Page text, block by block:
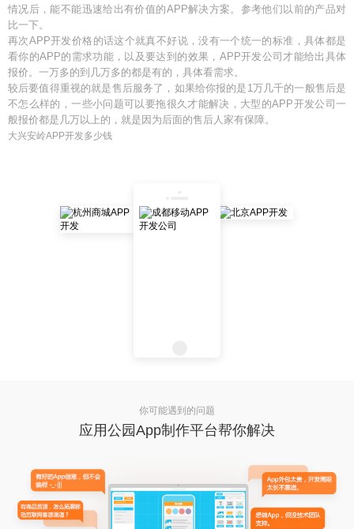
情况后，能不能迅速给出有价值的APP解决方案。参考他们以前的产品对
比一下。
再次APP开发价格的话这个就真不好说，没有一个统一的标准，具体都是
看你的APP的需求功能，以及要达到的效果，APP开发公司才能给出具体
报价。一万多的到几万多的都是有的，具体看需求。
较后要值得重视的就是售后服务了，如果给你报的是1万几千的一般售后是
不怎么样的，一些小问题可以要拖很久才能解决，大型的APP开发公司一
般报价都是几万以上的，就是因为后面的售后人家有保障。
大兴安岭APP开发多少钱
你可能遇到的问题
应用公园App制作平台帮你解决